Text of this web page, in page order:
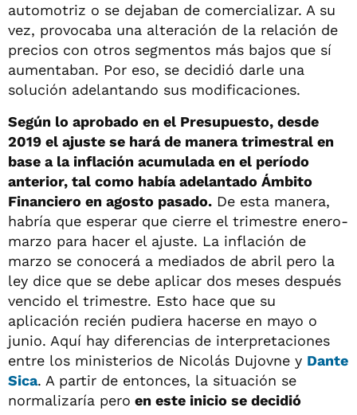
automotriz o se dejaban de comercializar. A su
vez, provocaba una alteración de la relación de
precios con otros segmentos más bajos que sí
aumentaban. Por eso, se decidió darle una
solución adelantando sus modificaciones.
Según lo aprobado en el Presupuesto, desde
2019 el ajuste se hará de manera trimestral en
base a la inflación acumulada en el período
anterior, tal como había adelantado Ámbito
Financiero en agosto pasado. De esta manera,
habría que esperar que cierre el trimestre enero-
marzo para hacer el ajuste. La inflación de
marzo se conocerá a mediados de abril pero la
ley dice que se debe aplicar dos meses después
vencido el trimestre. Esto hace que su
aplicación recién pudiera hacerse en mayo o
junio. Aquí hay diferencias de interpretaciones
entre los ministerios de Nicolás Dujovne y Dante
Sica. A partir de entonces, la situación se
normalizaría pero en este inicio se decidió